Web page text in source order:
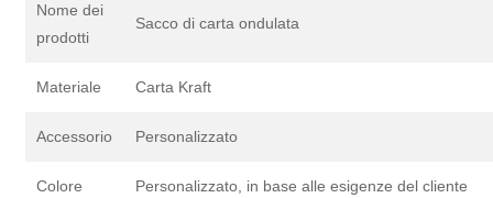
Nome dei
prodotti
Sacco di carta ondulata
Materiale Carta Kraft
Accessorio Personalizzato
Colore Personalizzato, in base alle esigenze del cliente